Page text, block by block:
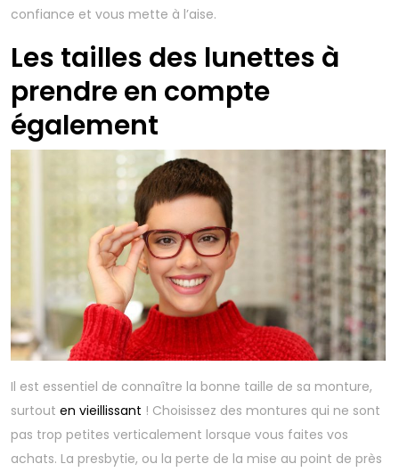
confiance et vous mette à l’aise.
Les tailles des lunettes à
prendre en compte
également
Il est essentiel de connaître la bonne taille de sa monture,
surtout en vieillissant ! Choisissez des montures qui ne sont
pas trop petites verticalement lorsque vous faites vos
achats. La presbytie, ou la perte de la mise au point de près